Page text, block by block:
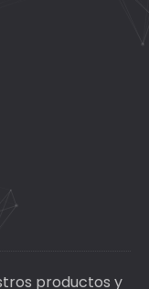
productos y